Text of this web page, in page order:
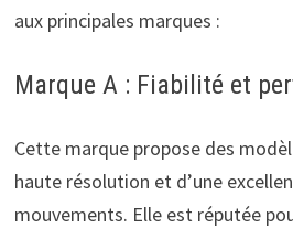
aux principales marques :
Marque A : Fiabilité et
Cette marque propose des
haute résolution et d’une
mouvements. Elle est réputée